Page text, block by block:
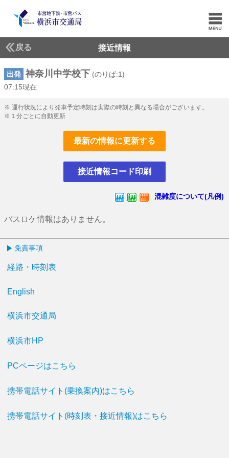
戻る 接近情報
出発 神奈川中学校下 (のりば:1)
07:15現在
※ 運行状況により発車予定時刻は実際の時刻と異なる場合がございます。
※１分ごとに自動更新
最新の情報に更新する
接近情報コード印刷
混雑度について(凡例)
バスロケ情報はありません。
免責事項
経路・時刻表
English
横浜市交通局
横浜市HP
PCページはこちら
携帯電話サイト(乗換案内)はこちら
携帯電話サイト(時刻表・接近情報)はこちら